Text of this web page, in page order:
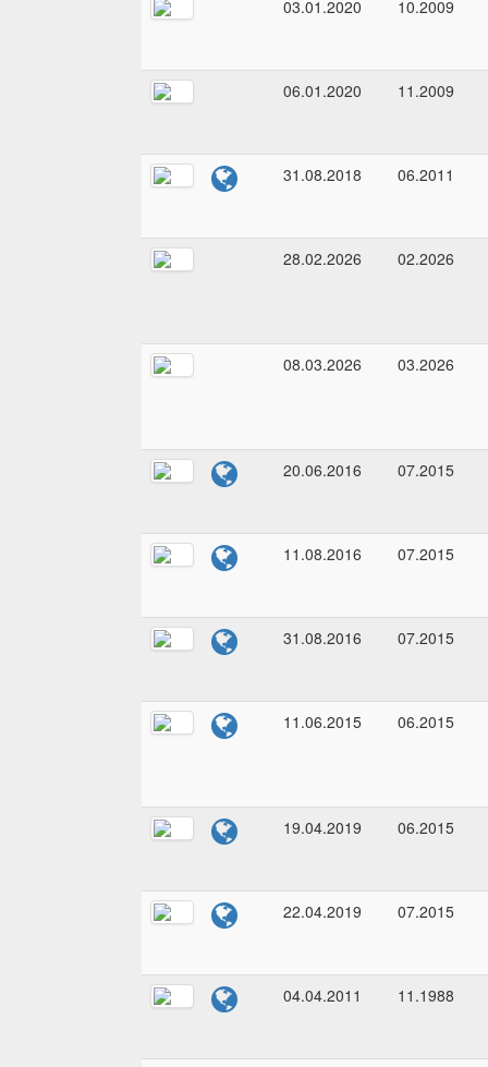
03.01.2020 10.2009
06.01.2020 11.2009
31.08.2018 06.2011
28.02.2026 02.2026
08.03.2026 03.2026
20.06.2016 07.2015
11.08.2016 07.2015
31.08.2016 07.2015
11.06.2015 06.2015
19.04.2019 06.2015
22.04.2019 07.2015
04.04.2011 11.1988